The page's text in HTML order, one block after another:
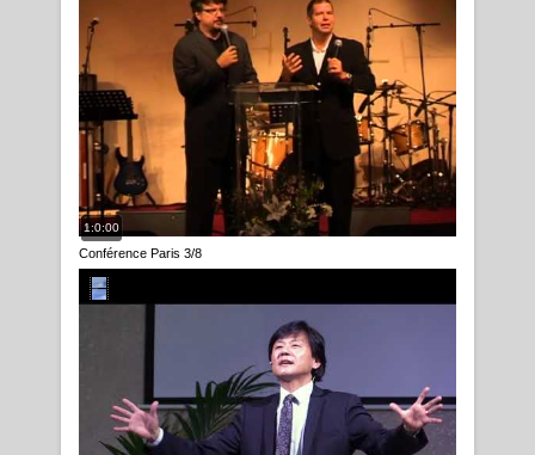
1:0:00
Conférence Paris 3/8